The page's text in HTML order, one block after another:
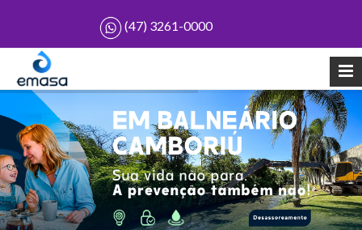
(47) 3261-0000